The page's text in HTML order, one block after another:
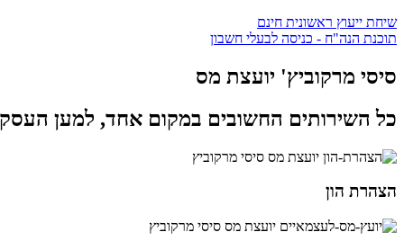
שיחת ייעוץ ראשונית חינם
תוכנת הנה"ח - כניסה לבעלי חשבון
סיסי מרקוביץ' יועצת מס
כל השירותים החשובים במקום אחד, למען
הצהרת הון